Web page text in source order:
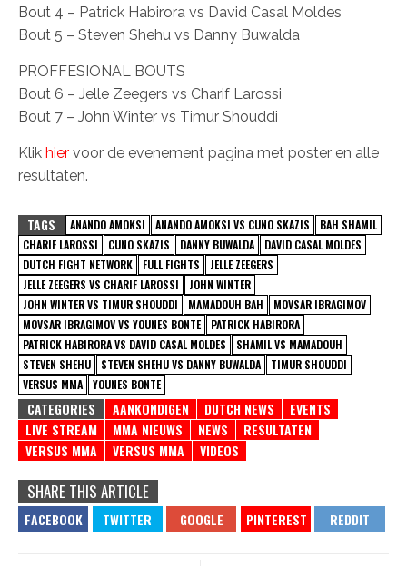
Bout 4 – Patrick Habirora vs David Casal Moldes
Bout 5 – Steven Shehu vs Danny Buwalda
PROFFESIONAL BOUTS
Bout 6 – Jelle Zeegers vs Charif Larossi
Bout 7 – John Winter vs Timur Shouddi
Klik hier voor de evenement pagina met poster en alle
resultaten.
TAGS ANANDO AMOKSI ANANDO AMOKSI VS CUNO SKAZIS
BAH SHAMIL
CHARIF LAROSSI
CUNO SKAZIS DANNY BUWALDA
DAVID CASAL MOLDES
DUTCH FIGHT NETWORK
FULL FIGHTS
JELLE ZEEGERS
JELLE ZEEGERS VS CHARIF LAROSSI
JOHN WINTER
JOHN WINTER VS TIMUR SHOUDDI
MAMADOUH BAH
MOVSAR IBRAGIMOV
MOVSAR IBRAGIMOV VS YOUNES BONTE
PATRICK HABIRORA
PATRICK HABIRORA VS DAVID CASAL MOLDES
SHAMIL VS MAMADOUH
STEVEN SHEHU
STEVEN SHEHU VS DANNY BUWALDA
TIMUR SHOUDDI
VERSUS MMA
YOUNES BONTE
CATEGORIES AANKONDIGEN DUTCH NEWS
EVENTS
LIVE STREAM
MMA NIEUWS NEWS
RESULTATEN
VERSUS MMA
VERSUS MMA VIDEOS
SHARE THIS ARTICLE